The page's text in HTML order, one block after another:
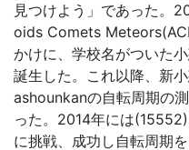
見つけよう」であった。
oids Comets
かけに、学校名がついた
誕生した。これ以降、新
ashounkanの自転周期の
った。2014年には
に挑戦、成功し自転周期